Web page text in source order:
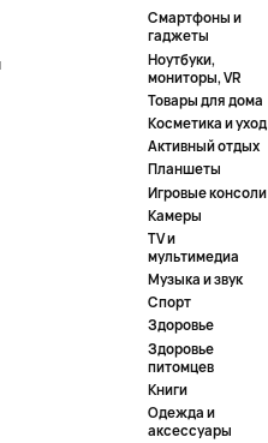
Смартфоны и
гаджеты
Ноутбуки,
мониторы, VR
Товары для дома
Косметика и уход
Активный отдых
Планшеты
Игровые консоли
Камеры
TV и
мультимедиа
Музыка и звук
Спорт
Здоровье
Здоровье
питомцев
Книги
Одежда и
аксессуары